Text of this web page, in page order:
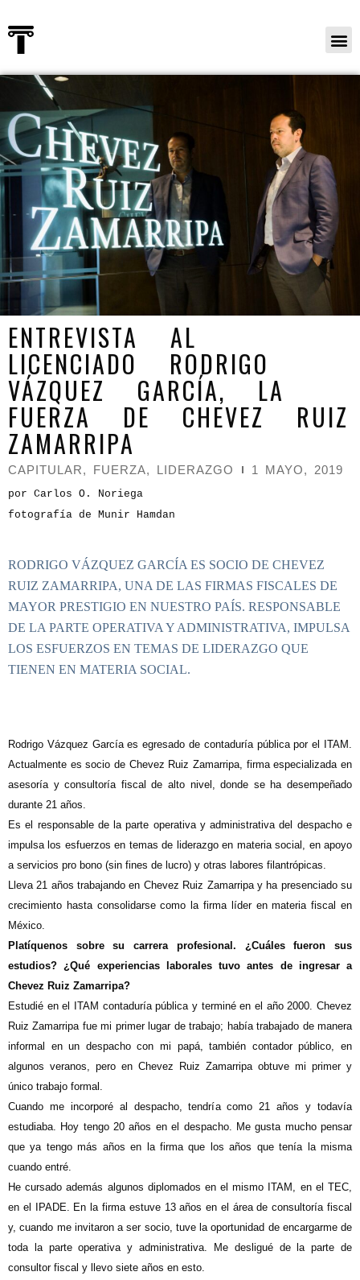
ENTREVISTA AL
LICENCIADO RODRIGO
VÁZQUEZ GARCÍA, LA
FUERZA DE CHEVEZ RUIZ
ZAMARRIPA
CAPITULAR, FUERZA, LIDERAZGO 1 MAYO, 2019
por Carlos O. Noriega
fotografía de Munir Hamdan
RODRIGO VÁZQUEZ GARCÍA ES SOCIO DE CHEVEZ
RUIZ ZAMARRIPA, UNA DE LAS FIRMAS FISCALES DE
MAYOR PRESTIGIO EN NUESTRO PAÍS. RESPONSABLE
DE LA PARTE OPERATIVA Y ADMINISTRATIVA, IMPULSA
LOS ESFUERZOS EN TEMAS DE LIDERAZGO QUE
TIENEN EN MATERIA SOCIAL.
Rodrigo Vázquez García es egresado de contaduría pública por el ITAM.
Actualmente es socio de Chevez Ruiz Zamarripa, firma especializada en
asesoría y consultoría fiscal de alto nivel, donde se ha desempeñado
durante 21 años.
Es el responsable de la parte operativa y administrativa del despacho e
impulsa los esfuerzos en temas de liderazgo en materia social, en apoyo
a servicios pro bono (sin fines de lucro) y otras labores filantrópicas.
Lleva 21 años trabajando en Chevez Ruiz Zamarripa y ha presenciado su
crecimiento hasta consolidarse como la firma líder en materia fiscal en
México.
Platíquenos sobre su carrera profesional. ¿Cuáles fueron sus
estudios? ¿Qué experiencias laborales tuvo antes de ingresar a
Chevez Ruiz Zamarripa?
Estudié en el ITAM contaduría pública y terminé en el año 2000. Chevez
Ruiz Zamarripa fue mi primer lugar de trabajo; había trabajado de manera
informal en un despacho con mi papá, también contador público, en
algunos veranos, pero en Chevez Ruiz Zamarripa obtuve mi primer y
único trabajo formal.
Cuando me incorporé al despacho, tendría como 21 años y todavía
estudiaba. Hoy tengo 20 años en el despacho. Me gusta mucho pensar
que ya tengo más años en la firma que los años que tenía la misma
cuando entré.
He cursado además algunos diplomados en el mismo ITAM, en el TEC,
en el IPADE. En la firma estuve 13 años en el área de consultoría fiscal
y, cuando me invitaron a ser socio, tuve la oportunidad de encargarme de
toda la parte operativa y administrativa. Me desligué de la parte de
consultor fiscal y llevo siete años en esto.